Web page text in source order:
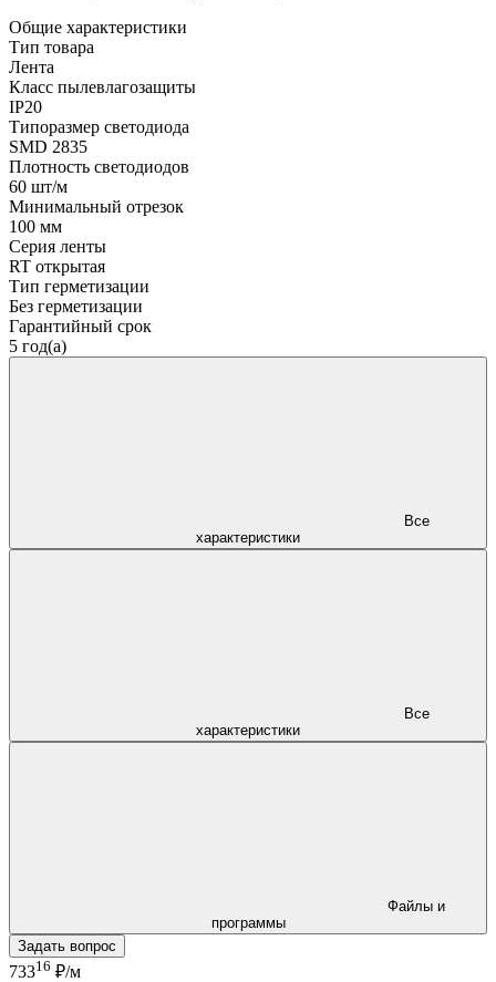
Общие характеристики
Тип товара
Лента
Класс пылевлагозащиты
IP20
Типоразмер светодиода
SMD 2835
Плотность светодиодов
60 шт/м
Минимальный отрезок
100 мм
Серия ленты
RT открытая
Тип герметизации
Без герметизации
Гарантийный срок
5 год(а)
характеристики
характеристики
программы
Задать вопрос
73316 ₽/м